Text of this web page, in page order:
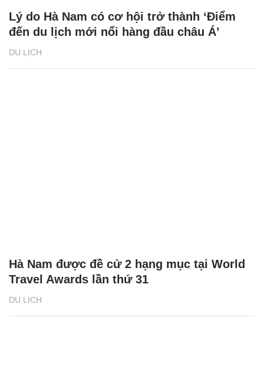
DU LỊCH
Lý do Hà Nam có cơ hội trở thành ‘Điểm
đến du lịch mới nổi hàng đầu châu Á’
DU LỊCH
Hà Nam được đề cử 2 hạng mục tại World
Travel Awards lần thứ 31